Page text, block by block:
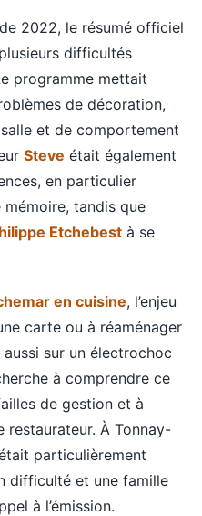
2022, le résumé officiel
difficultés
programme mettait
de décoration,
et de comportement
Steve était également
en particulier
tandis que
Etchebest à se
en cuisine, l’enjeu
carte ou à réaménager
sur un électrochoc
à comprendre ce
de gestion et à
restaurateur. À Tonnay-
particulièrement
difficulté et une famille
à l’émission.